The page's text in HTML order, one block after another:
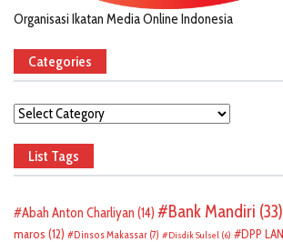
Organisasi Ikatan Media Online Indonesia
Categories
Categories
List Tags
Abah Anton Charliyan (14) Bank Mandiri (33)
maros (12) Dinsos Makassar (7) Disdik Sulsel (6) DPP